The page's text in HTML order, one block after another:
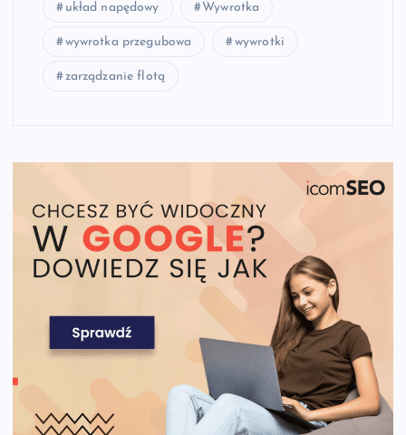
układ napędowy Wywrotka
wywrotka przegubowa wywrotki
zarządzanie flotą